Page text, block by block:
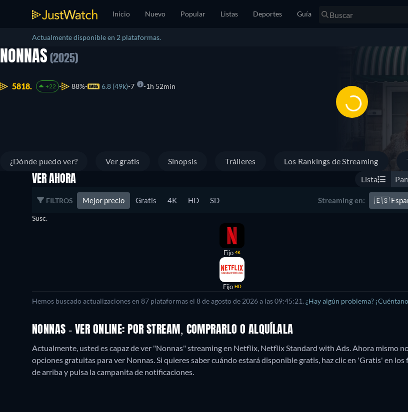
Inicio Nuevo Popular Listas Deportes Guía
Actualmente disponible en 2 plataformas.
NONNAS (2025)
5818. +22 88% 6.8 (49k) 7 1h 52min
¿Dónde puedo ver? Ver gratis Sinopsis Tráileres Los Rankings de Streaming
VER AHORA Lista
FILTROS Mejor precio Gratis 4K HD SD Streaming en: 🇪🇸
Susc.
Fijo 4K
Fijo HD
Hemos buscado actualizaciones en 87 plataformas el 8 de agosto de 2026a las09:45:21. ¿Hay algún problema?
NONNAS - VER ONLINE: POR STREAM, COMPRARLO O ALQUÍLALA
Actualmente, usted es capaz de ver "Nonnas" streaming en Netflix, Netflix Standard with Ads.Ahora mismo
opciones gratuitas para ver Nonnas. Si quieres saber cuándo estará disponible gratis, haz clic en 'Gratis' en
de arriba y pulsa la campanita de notificaciones.